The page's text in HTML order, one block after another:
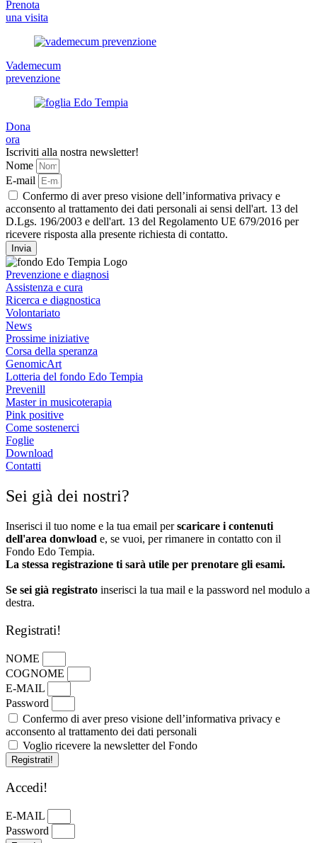
Prenota
una visita
Vademecum
prevenzione
Dona
ora
Iscriviti alla nostra newsletter!
Nome
E-mail
Confermo di aver preso visione dell’informativa privacy e
acconsento al trattamento dei dati personali ai sensi dell'art. 13 del
D.Lgs. 196/2003 e dell'art. 13 del Regolamento UE 679/2016 per
ricevere risposta alla presente richiesta di contatto.
Invia
Prevenzione e diagnosi
Assistenza e cura
Ricerca e diagnostica
Volontariato
News
Prossime iniziative
Corsa della speranza
GenomicArt
Lotteria del fondo Edo Tempia
Prevenill
Master in musicoterapia
Pink positive
Come sostenerci
Foglie
Download
Contatti
Sei già dei nostri?
Inserisci il tuo nome e la tua email perscaricare i contenuti
dell'area donwload e, se vuoi, per rimanere in contatto con il
Fondo Edo Tempia.
La stessa registrazione ti sarà utile per prenotare gli esami.
Se sei già registrato inserisci la tua mail e la password nel modulo a
destra.
Registrati!
NOME
COGNOME
E-MAIL
Password
Confermo di aver preso visione dell’informativa privacy e
acconsento al trattamento dei dati personali
Voglio ricevere la newsletter del Fondo
Registrati!
Accedi!
E-MAIL
Password